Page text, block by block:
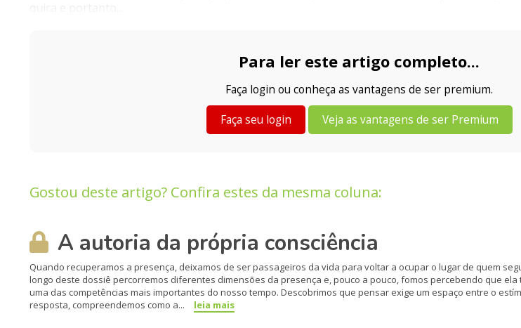
Para ler este artigo completo...
Faça login ou conheça as vantagens de ser premium.
Faça seu login Veja as vantagens de ser Premium
Gostou deste artigo? Confira estes da mesma coluna:
A autoria da própria consciência
Quando recuperamos a presença, deixamos de ser passageiros da vida para voltar a ocupar o lugar de quem
longo deste dossiê percorremos diferentes dimensões da presença e, pouco a pouco, fomos percebendo que ela
uma das competências mais importantes do nosso tempo. Descobrimos que pensar exige um espaço entre o
resposta, compreendemos como a...
leia mais